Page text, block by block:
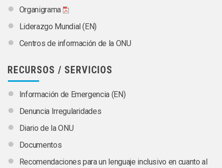
Organigrama
Liderazgo Mundial (EN)
Centros de información de la ONU
RECURSOS / SERVICIOS
Información de Emergencia (EN)
Denuncia Irregularidades
Diario de la ONU
Documentos
Recomendaciones para un lenguaje inclusivo en cuanto al